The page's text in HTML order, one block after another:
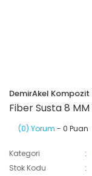
DemirAkel Kompozit
Fiber Susta 8
(0) Yorum - 0 Puan
Kategori
Stok Kodu